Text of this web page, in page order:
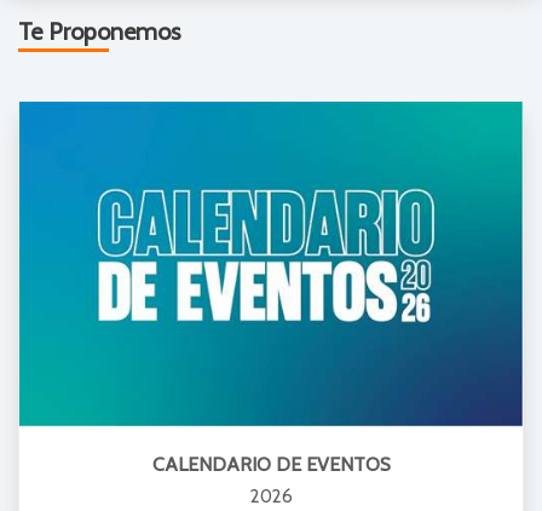
Te Proponemos
CALENDARIO DE EVENTOS
2026